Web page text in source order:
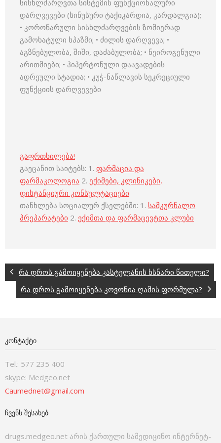
სისხლძარღვთა სისტემის ფუნქციონალური
დარღვევები (სინუსური ტაქიკარდია, კარდალგია);
• კორონარული სისხლძარღვების ზომიერად
გამოხატული სპაზმი; • ძილის დარღვევა; •
აგზნებულობა, შიში, დაძაბულობა; • ნეიროგენული
არითმიები; • ჰიპერტონული დაავადების
ადრეული სტადია; • კუჭ-ნაწლავის სეკრეციული
ფუნქციის დარღვევები
გაფრთხილება!
გაეცანით საიტებს: 1. ფარმაცია და
ფარმაკოლოგია 2. ექიმები, კლინიკები,
დისტანციური კონსულტაციები
თანხლება სოციალურ ქსელებში: 1. სამკურნალო
პრეპარატები 2. ექიმთა და ფარმაცევტთა კლუბი
რა დროს გამოიყენება კასტელანის ხსნარი წითელი?
რა დროს გამოიყენება კოვონია ღამის ფორმულა?
ᲙᲝᲜᲢᲐᲥᲢᲘ
Tel.: 577 235 400
skype: Medgeo.net
Caumednet@gmail.com
ᲩᲕᲔᲜᲡ ᲨᲔᲡᲐᲮᲔᲑ
drugs.medgeo.net არის ქართული სამედიცინო ინტერნეტ-